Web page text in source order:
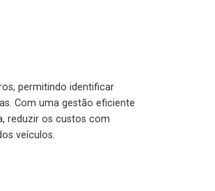
permitindo identificar
Com uma gestão eficiente
reduzir os custos com
veículos.